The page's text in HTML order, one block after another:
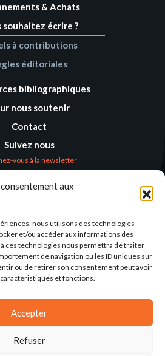
aux
nous utilisons des technologies
et/ou accéder aux informations des
ces technologies nous permettra de traiter
de navigation ou les ID uniques sur
ou de retirer son consentement peut avoir
et fonctions.
Accepter
Refuser
& Achats
souhaitez écrire ?
à contributions
éditoriales
bibliographiques
nous soutenir
Contact
Suivez nous
vous à la newsletter
Humanitaires –
Humanitarian
Alternatives
avenue des Frères
Lumière – CS 88379